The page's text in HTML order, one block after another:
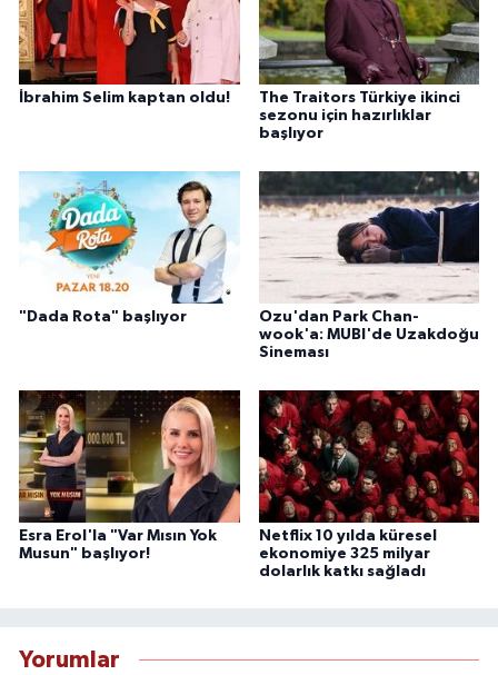
İbrahim Selim kaptan oldu!
The Traitors Türkiye ikinci
sezonu için hazırlıklar
başlıyor
"Dada Rota" başlıyor
Ozu'dan Park Chan-
wook'a: MUBI'de Uzakdoğu
Sineması
Esra Erol'la "Var Mısın Yok
Musun" başlıyor!
Netflix 10 yılda küresel
ekonomiye 325 milyar
dolarlık katkı sağladı
Yorumlar